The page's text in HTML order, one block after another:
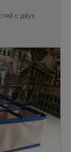
с двух